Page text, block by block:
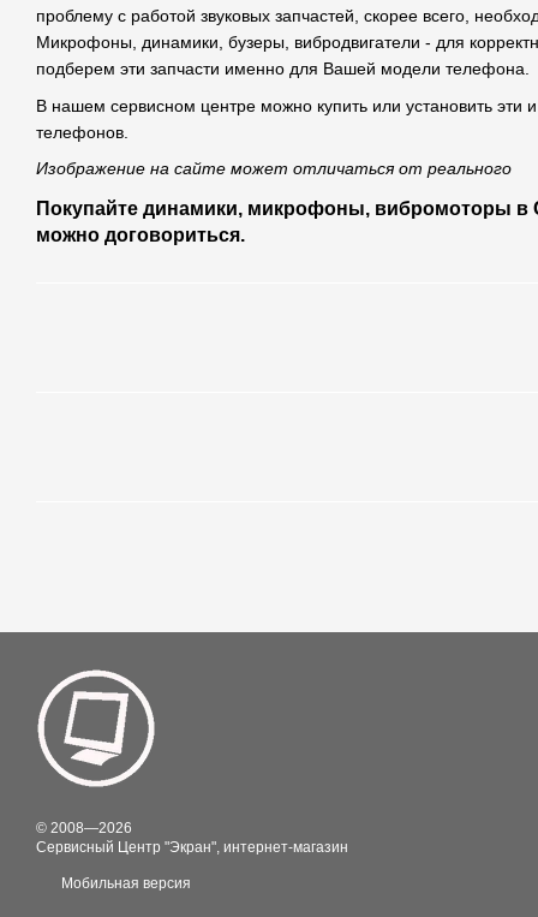
проблему с работой звуковых запчастей, скорее всего,
Микрофоны, динамики, бузеры, вибродвигатели - для
подберем эти запчасти именно для Вашей модели телефона.
В нашем сервисном центре можно купить или установить эти
телефонов.
Изображение на сайте может отличаться от реального
Покупайте динамики, микрофоны, вибромоторы в
можно договориться.
© 2008—2026
Сервисный Центр "Экран", интернет-магазин
Мобильная версия